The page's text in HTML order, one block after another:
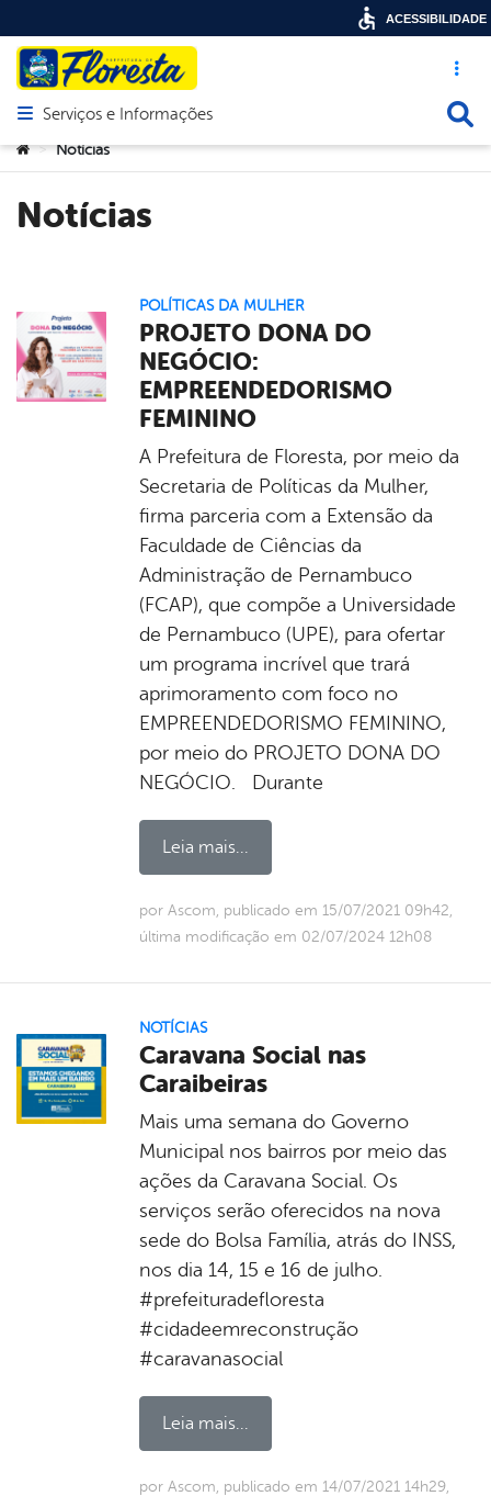
Acesso
Abrir menu principal de navegação
Serviços e Informações
Você está aqui:
> Notícias
Notícias
POLÍTICAS DA MULHER
PROJETO DONA DO
NEGÓCIO:
EMPREENDEDORISMO
FEMININO
A Prefeitura de Floresta, por meio da
Secretaria de Políticas da Mulher,
firma parceria com a Extensão da
Faculdade de Ciências da
Administração de Pernambuco
(FCAP), que compõe a Universidade
de Pernambuco (UPE), para ofertar
um programa incrível que trará
aprimoramento com foco no
EMPREENDEDORISMO FEMININO,
por meio do PROJETO DONA DO
NEGÓCIO. Durante
Leia mais...
por Ascom, publicado em 15/07/2021 09h42,
última modificação em 02/07/2024 12h08
NOTÍCIAS
Caravana Social nas
Caraibeiras
Mais uma semana do Governo
Municipal nos bairros por meio das
ações da Caravana Social. Os
serviços serão oferecidos na nova
sede do Bolsa Família, atrás do INSS,
nos dia 14, 15 e 16 de julho.
#prefeituradefloresta
#cidadeemreconstrução
#caravanasocial
Leia mais...
por Ascom, publicado em 14/07/2021 14h29,
ACESSIBILIDADE